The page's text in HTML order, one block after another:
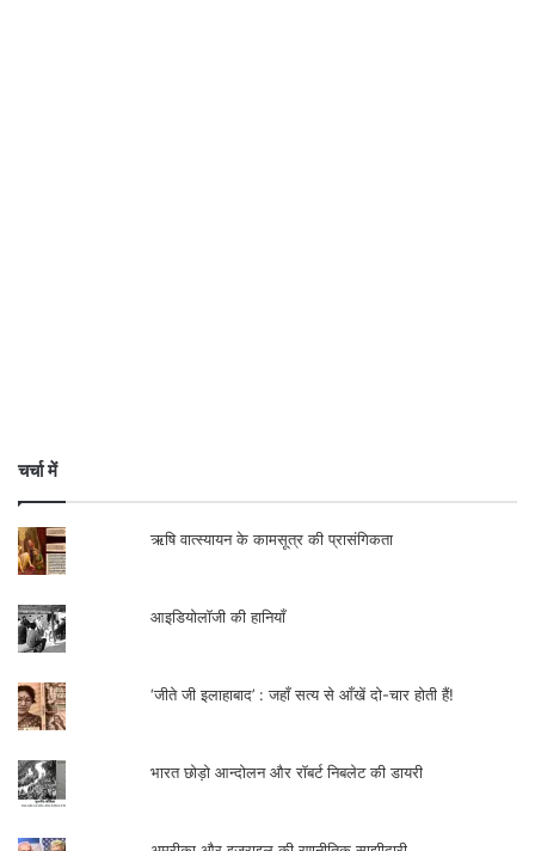
चर्चा में
ऋषि वात्स्यायन के कामसूत्र की प्रासंगिकता
आइडियोलॉजी की हानियाँ
‘जीते जी इलाहाबाद’ : जहाँ सत्य से आँखें दो-चार होती हैं!
भारत छोड़ो आन्दोलन और रॉबर्ट निबलेट की डायरी